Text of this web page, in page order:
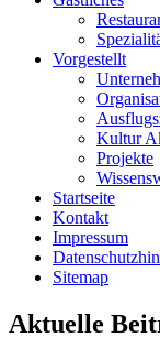
Vorgestellt
Kultur
Projekte
Startseite
Kontakt
Impressum
Sitemap
Aktuelle